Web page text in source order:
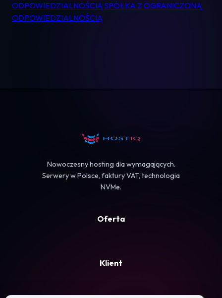
Kontakt
ODPOWIEDZIALNOŚCIĄ SPÓŁKA Z OGRANICZONĄ
ODPOWIEDZIALNOŚCIĄ
Nowoczesny hosting dla wymagających.
Serwery w Polsce, faktury VAT, technologia
NVMe.
Oferta
Klient